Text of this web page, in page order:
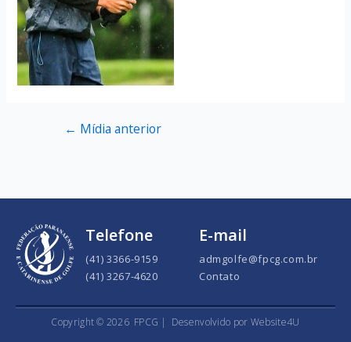
← Mídia anterior
Telefone
(41) 3366-9159
(41) 3267-4620
E-mail
admgolfe@fpcg.com.br
Contato
Copyright © 2026 FPCG | Desenvolvido por Website4U